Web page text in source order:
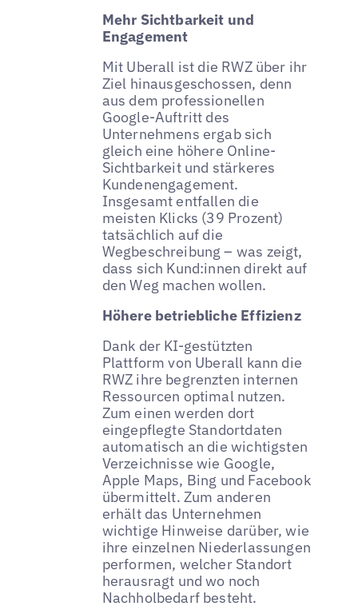
Mehr Sichtbarkeit und
Engagement
Mit Uberall ist die RWZ über ihr
Ziel hinausgeschossen, denn
aus dem professionellen
Google-Auftritt des
Unternehmens ergab sich
gleich eine höhere Online-
Sichtbarkeit und stärkeres
Kundenengagement.
Insgesamt entfallen die
meisten Klicks (39 Prozent)
tatsächlich auf die
Wegbeschreibung – was zeigt,
dass sich Kund:innen direkt auf
den Weg machen wollen.
Höhere betriebliche Effizienz
Dank der KI-gestützten
Plattform von Uberall kann die
RWZ ihre begrenzten internen
Ressourcen optimal nutzen.
Zum einen werden dort
eingepflegte Standortdaten
automatisch an die wichtigsten
Verzeichnisse wie Google,
Apple Maps, Bing und Facebook
übermittelt. Zum anderen
erhält das Unternehmen
wichtige Hinweise darüber, wie
ihre einzelnen Niederlassungen
performen, welcher Standort
herausragt und wo noch
Nachholbedarf besteht.